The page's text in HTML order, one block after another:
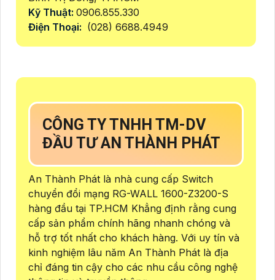
Kỹ Thuật: 0906.855.330
Điện Thoại: (028) 6688.4949
CÔNG TY TNHH TM-DV
ĐẦU TƯ AN THÀNH PHÁT
An Thành Phát là nhà cung cấp Switch
chuyển đổi mạng RG-WALL 1600-Z3200-S
hàng đầu tại TP.HCM Khẳng định rằng cung
cấp sản phẩm chính hãng nhanh chóng và
hỗ trợ tốt nhất cho khách hàng. Với uy tín và
kinh nghiệm lâu năm An Thành Phát là địa
chỉ đáng tin cậy cho các nhu cầu công nghệ